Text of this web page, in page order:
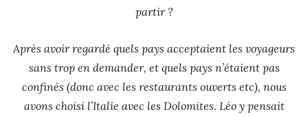
partir ?
Après avoir regardé quels pays acceptaient les voyageurs
sans trop en demander, et quels pays n’étaient pas
confinés (donc avec les restaurants ouverts etc), nous
avons choisi l’Italie avec les Dolomites. Léo y pensait